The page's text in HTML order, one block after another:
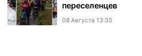
переселенцев
08 Августа 13:35